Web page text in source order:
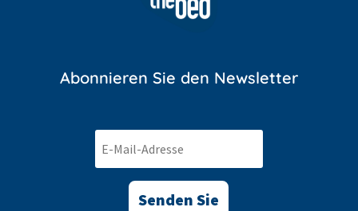
Abonnieren Sie den Newsletter
Senden Sie